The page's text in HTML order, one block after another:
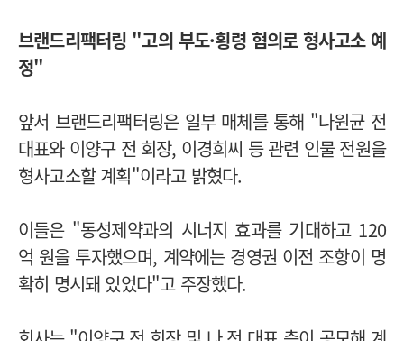
브랜드리팩터링 "고의 부도·횡령 혐의로 형사고소 예
정"
앞서 브랜드리팩터링은 일부 매체를 통해 "나원균 전
대표와 이양구 전 회장, 이경희씨 등 관련 인물 전원을
형사고소할 계획"이라고 밝혔다.
이들은 "동성제약과의 시너지 효과를 기대하고 120
억 원을 투자했으며, 계약에는 경영권 이전 조항이 명
확히 명시돼 있었다"고 주장했다.